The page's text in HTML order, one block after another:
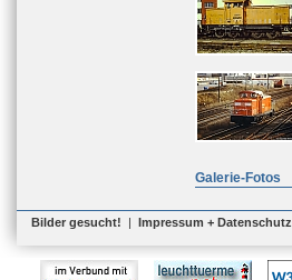
Galerie-Fotos
Bilder gesucht! | Impressum + Datenschutz